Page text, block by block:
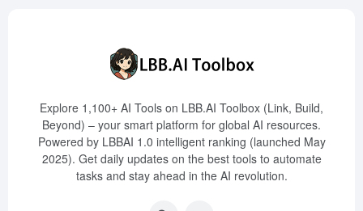
Explore 1,100+ AI Tools on LBB.AI Toolbox (Link, Build,
Beyond) – your smart platform for global AI resources.
Powered by LBBAI 1.0 intelligent ranking (launched May
2025). Get daily updates on the best tools to automate
tasks and stay ahead in the AI revolution.